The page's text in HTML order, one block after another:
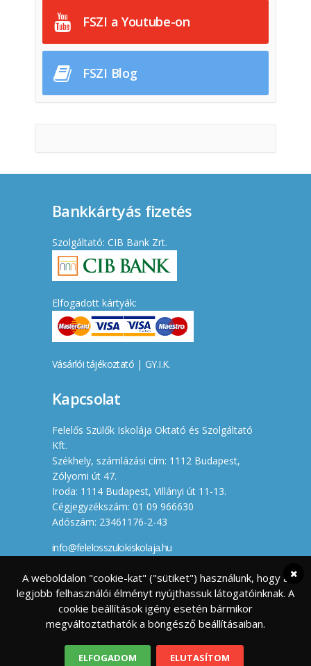
FSZI a Youtube-on
FSZI Blog
Bankkártyás fizetés
Szolgáltató: CIB Bank Zrt.
Elfogadott kártyák:
Vásárlói tájékoztató | GY.I.K.
Kapcsolat
Felelős Szülők Iskolája Oktató és Szolgáltató
Kft.
Székhely, számlázási cím: 1112 Budapest,
Zólyomi út 47.
Iroda: 1114 Budapest, Villányi út 11-13.
Cégjegyzékszám: 01 09 966630
Adószám: 23461176-2-43
info@felelosszulokiskolaja.hu
Készítette
A weboldalon "cookie-kat" ("sütiket") használunk, hogy a
legjobb felhasználói élményt nyújthassuk látogatóinknak. A
cookie beállítások igény esetén bármikor
megváltoztathatók a böngésző beállításaiban.
ELFOGADOM ELUTASÍTOM